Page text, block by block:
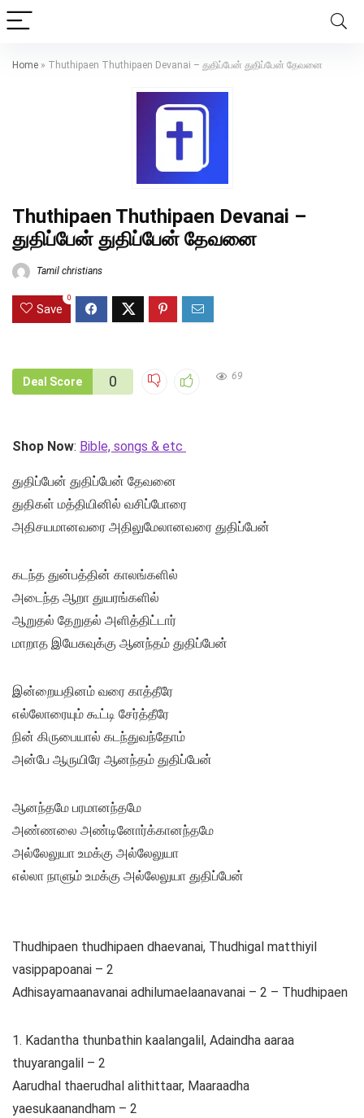
Home » Thuthipaen Thuthipaen Devanai – துதிப்பேன் துதிப்பேன் தேவனை
Thuthipaen Thuthipaen Devanai –
துதிப்பேன் துதிப்பேன் தேவனை
Tamil christians
Save
0
Deal Score 0 69
Shop Now: Bible, songs & etc
துதிப்பேன் துதிப்பேன் தேவனை
துதிகள் மத்தியினில் வசிப்போரை
அதிசயமானவரை அதிலுமேலானவரை துதிப்பேன்
கடந்த துன்பத்தின் காலங்களில்
அடைந்த ஆறா துயரங்களில்
ஆறுதல் தேறுதல் அளித்திட்டார்
மாறாத இயேசுவுக்கு ஆனந்தம் துதிப்பேன்
இன்றையதினம் வரை காத்தீரே
எல்லோரையும் கூட்டி சேர்த்தீரே
நின் கிருபையால் கடந்துவந்தோம்
அன்பே ஆருயிரே ஆனந்தம் துதிப்பேன்
ஆனந்தமே பரமானந்தமே
அண்ணலை அண்டினோர்க்கானந்தமே
அல்லேலுயா உமக்கு அல்லேலுயா
எல்லா நாளும் உமக்கு அல்லேலுயா துதிப்பேன்
Thudhipaen thudhipaen dhaevanai, Thudhigal matthiyil
vasippapoanai – 2
Adhisayamaanavanai adhilumaelaanavanai – 2 – Thudhipaen
1. Kadantha thunbathin kaalangalil, Adaindha aaraa
thuyarangalil – 2
Aarudhal thaerudhal alithittaar, Maaraadha
yaesukaanandham – 2